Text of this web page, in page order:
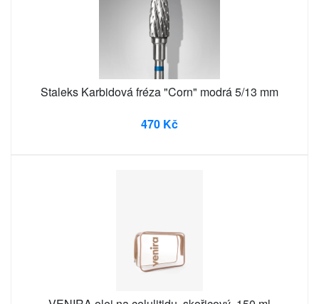
Staleks Karbidová fréza "Corn" modrá 5/13 mm
470 Kč